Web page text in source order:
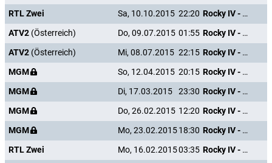
RTL Zwei
Sa, 10.10.2015 22:20
Rocky IV - Der Kampf des Jahrhunderts
ATV2 (Österreich) Do, 09.07.2015 01:55
Rocky IV - Der Kampf des Jahrhunderts
ATV2 (Österreich) Mi, 08.07.2015 22:15
Rocky IV - Der Kampf des Jahrhunderts
MGM
So, 12.04.2015 20:15
Rocky IV - Der Kampf des Jahrhunderts
MGM
Di, 17.03.2015 23:30
Rocky IV - Der Kampf des Jahrhunderts
MGM
Do, 26.02.2015 12:20
Rocky IV - Der Kampf des Jahrhunderts
MGM
Mo, 23.02.201518:30
Rocky IV - Der Kampf des Jahrhunderts
RTL Zwei
Mo, 16.02.201503:35
Rocky IV - Der Kampf des Jahrhunderts